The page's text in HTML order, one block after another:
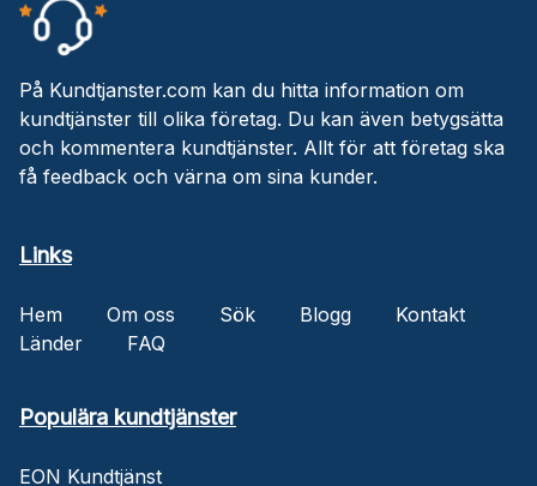
På Kundtjanster.com kan du hitta information om
kundtjänster till olika företag. Du kan även betygsätta
och kommentera kundtjänster. Allt för att företag ska
få feedback och värna om sina kunder.
Links
Hem Om oss Sök Blogg
Kontakt
Länder
FAQ
Populära kundtjänster
EON Kundtjänst